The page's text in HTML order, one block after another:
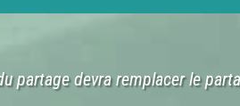
partage devra remplacer le